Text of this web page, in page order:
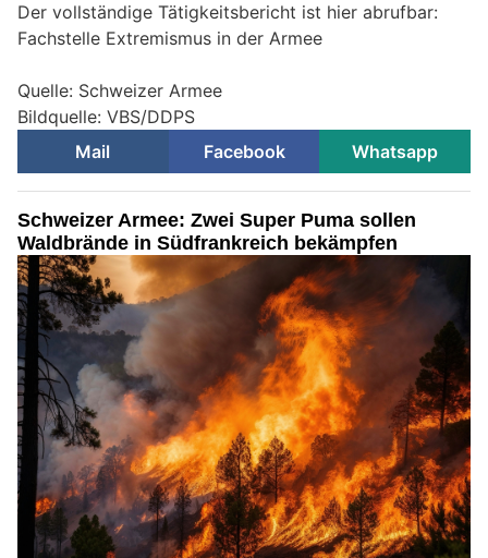
Der vollständige Tätigkeitsbericht ist hier abrufbar:
Fachstelle Extremismus in der Armee
Quelle: Schweizer Armee
Bildquelle: VBS/DDPS
Mail
Facebook Whatsapp
Schweizer Armee: Zwei Super Puma sollen
Waldbrände in Südfrankreich bekämpfen